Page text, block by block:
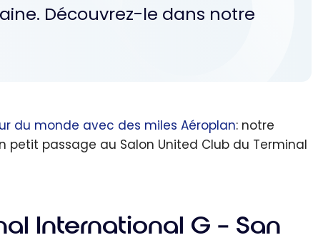
Découvrez-le dans notre
du monde avec des miles Aéroplan: notre
petit passage au Salon United Club du Terminal
International G – San